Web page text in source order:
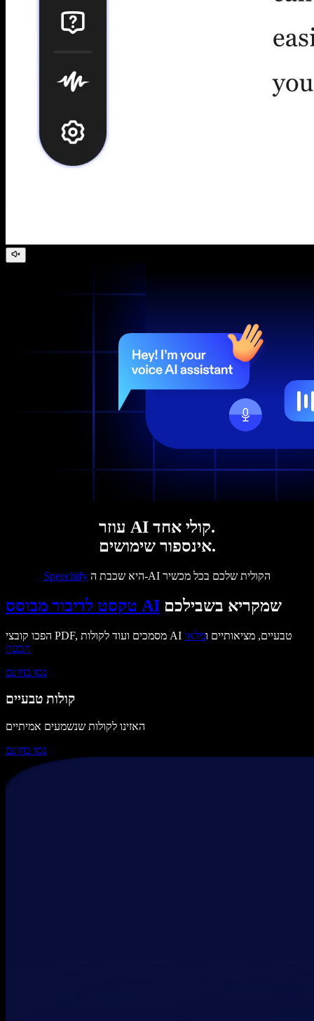
עוזר AI קולי אחד.
אינספור שימושים.
Speechify היא שכבת ה-AI הקולית שלכם בכל מכשיר
טקסט לדיבור מבוסס AI שמקריא בשבילכם
הפכו קובצי PDF, מסמכים ועוד לקולות AI טבעיים, מציאותיים ומלאי
הבעה
נסו בחינם
קולות טבעיים
האזינו לקולות שנשמעים אמיתיים
נסו בחינם